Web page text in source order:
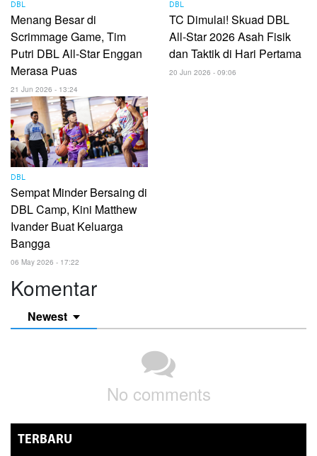
DBL
Menang Besar di
Scrimmage Game, Tim
Putri DBL All-Star Enggan
Merasa Puas
21 Jun 2026 - 13:24
DBL
TC Dimulai! Skuad DBL
All-Star 2026 Asah Fisik
dan Taktik di Hari Pertama
20 Jun 2026 - 09:06
DBL
Sempat Minder Bersaing di
DBL Camp, Kini Matthew
Ivander Buat Keluarga
Bangga
06 May 2026 - 17:22
Komentar
Newest
No comments
TERBARU